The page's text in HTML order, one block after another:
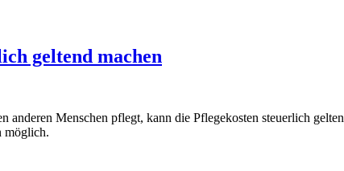
geltend machen
anderen Menschen pflegt, kann die Pflegekosten steuerlich
möglich.